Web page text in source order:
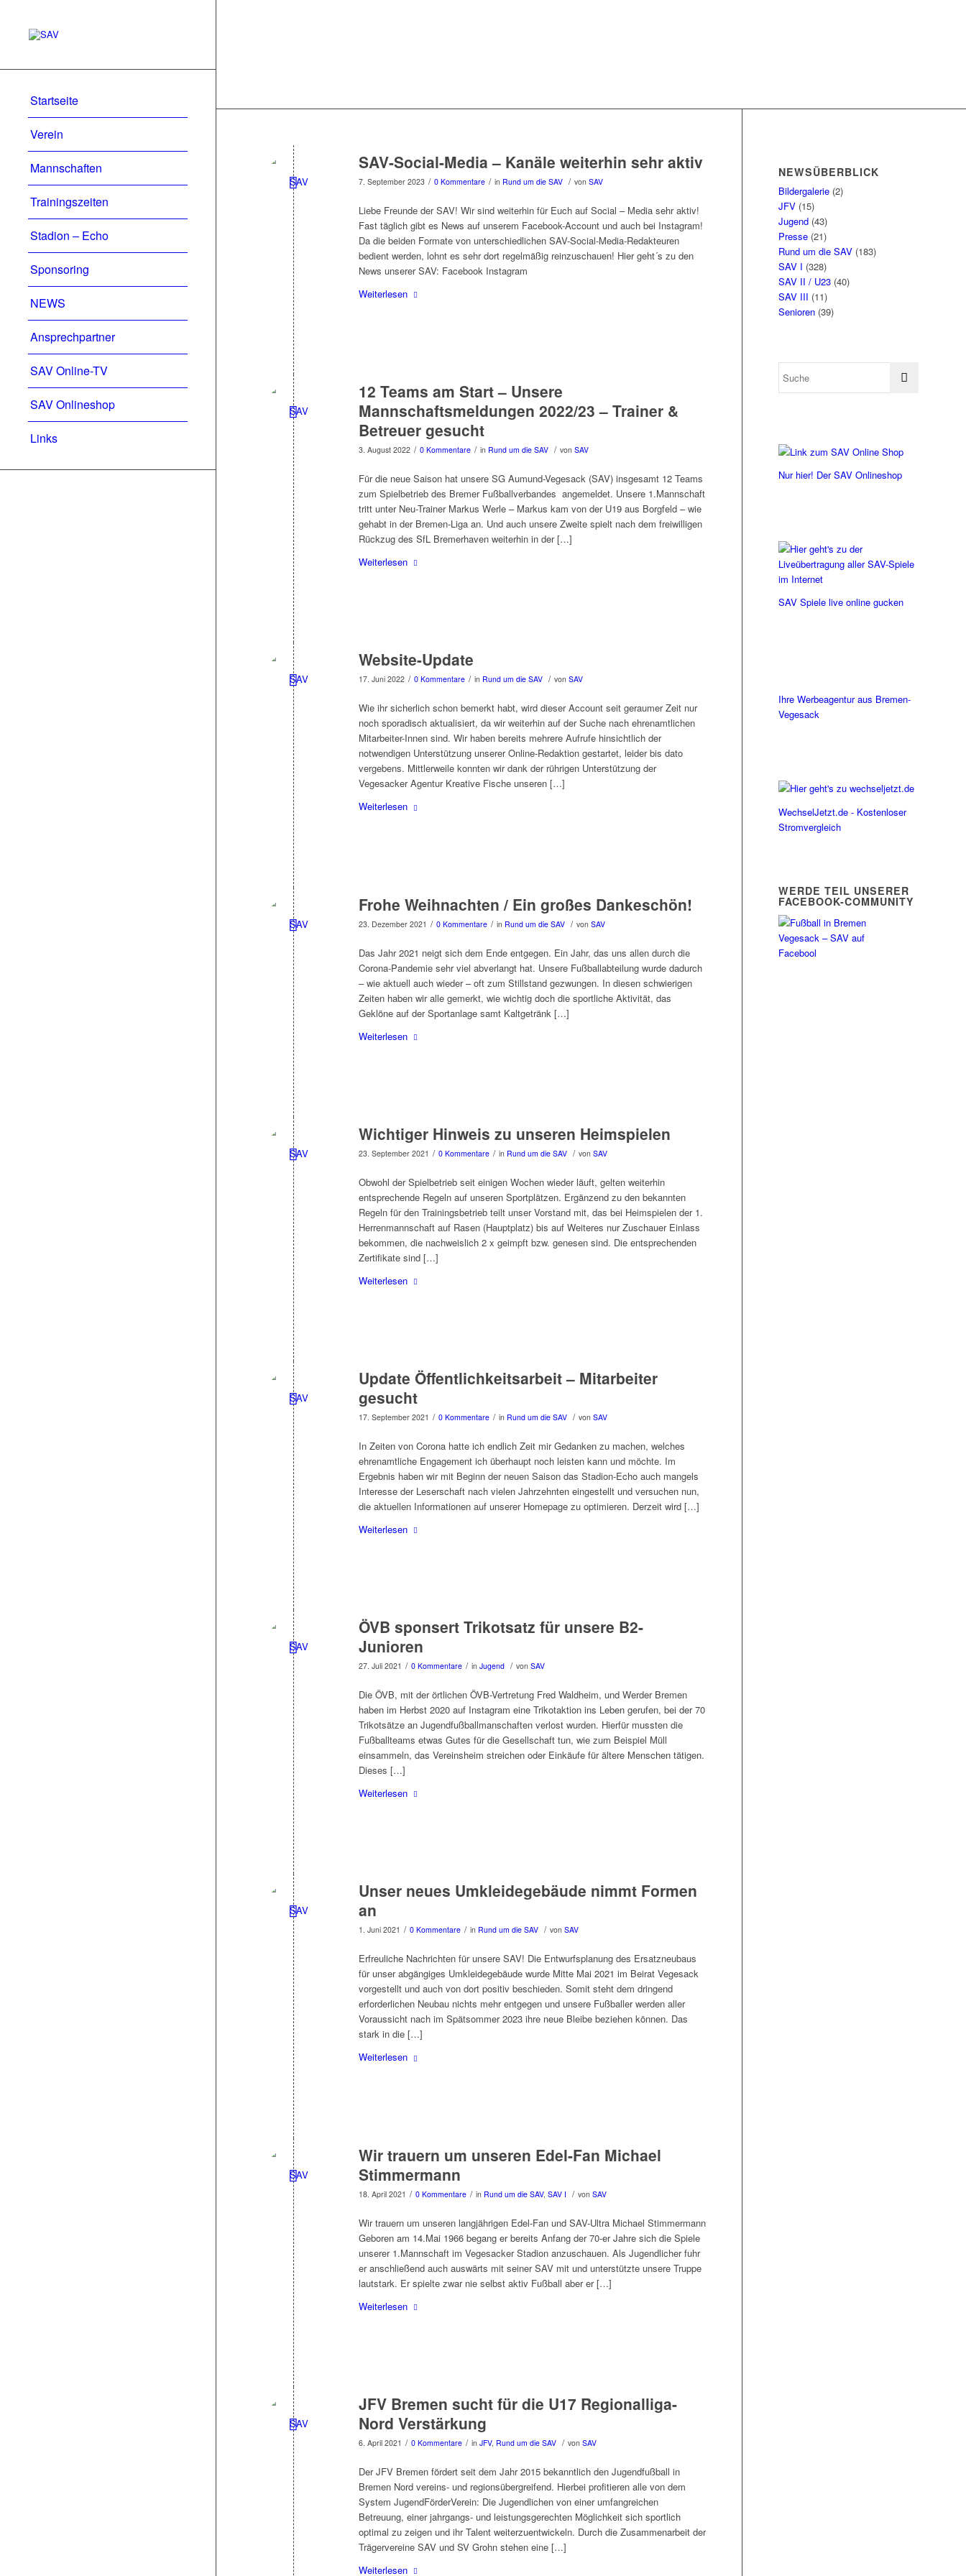
Startseite
Verein
Mannschaften
Trainingszeiten
Stadion – Echo
Sponsoring
NEWS
Ansprechpartner
SAV Online-TV
SAV Onlineshop
Links
SAV-Social-Media – Kanäle weiterhin sehr aktiv
7. September 2023 / 0 Kommentare / in Rund um die SAV / von SAV
Liebe Freunde der SAV! Wir sind weiterhin für Euch auf Social – Media sehr aktiv!
Fast täglich gibt es News auf unserem Facebook-Account und auch bei Instagram!
Da die beiden Formate von unterschiedlichen SAV-Social-Media-Redakteuren
bedient werden, lohnt es sehr dort regelmäßig reinzuschauen! Hier geht´s zu den
News unserer SAV: Facebook Instagram
Weiterlesen
12 Teams am Start – Unsere
Mannschaftsmeldungen 2022/23 – Trainer &
Betreuer gesucht
3. August 2022 / 0 Kommentare / in Rund um die SAV / von SAV
Für die neue Saison hat unsere SG Aumund-Vegesack (SAV) insgesamt 12 Teams
zum Spielbetrieb des Bremer Fußballverbandes angemeldet. Unsere 1.Mannschaft
tritt unter Neu-Trainer Markus Werle – Markus kam von der U19 aus Borgfeld – wie
gehabt in der Bremen-Liga an. Und auch unsere Zweite spielt nach dem freiwilligen
Rückzug des SfL Bremerhaven weiterhin in der […]
Weiterlesen
Website-Update
17. Juni 2022 / 0 Kommentare / in Rund um die SAV / von SAV
Wie ihr sicherlich schon bemerkt habt, wird dieser Account seit geraumer Zeit nur
noch sporadisch aktualisiert, da wir weiterhin auf der Suche nach ehrenamtlichen
Mitarbeiter-Innen sind. Wir haben bereits mehrere Aufrufe hinsichtlich der
notwendigen Unterstützung unserer Online-Redaktion gestartet, leider bis dato
vergebens. Mittlerweile konnten wir dank der rührigen Unterstützung der
Vegesacker Agentur Kreative Fische unseren […]
Weiterlesen
Frohe Weihnachten / Ein großes Dankeschön!
23. Dezember 2021 / 0 Kommentare / in Rund um die SAV / von SAV
Das Jahr 2021 neigt sich dem Ende entgegen. Ein Jahr, das uns allen durch die
Corona-Pandemie sehr viel abverlangt hat. Unsere Fußballabteilung wurde dadurch
– wie aktuell auch wieder – oft zum Stillstand gezwungen. In diesen schwierigen
Zeiten haben wir alle gemerkt, wie wichtig doch die sportliche Aktivität, das
Geklöne auf der Sportanlage samt Kaltgetränk […]
Weiterlesen
Wichtiger Hinweis zu unseren Heimspielen
23. September 2021 / 0 Kommentare / in Rund um die SAV / von SAV
Obwohl der Spielbetrieb seit einigen Wochen wieder läuft, gelten weiterhin
entsprechende Regeln auf unseren Sportplätzen. Ergänzend zu den bekannten
Regeln für den Trainingsbetrieb teilt unser Vorstand mit, das bei Heimspielen der 1.
Herrenmannschaft auf Rasen (Hauptplatz) bis auf Weiteres nur Zuschauer Einlass
bekommen, die nachweislich 2 x geimpft bzw. genesen sind. Die entsprechenden
Zertifikate sind […]
Weiterlesen
Update Öffentlichkeitsarbeit – Mitarbeiter
gesucht
17. September 2021 / 0 Kommentare / in Rund um die SAV / von SAV
In Zeiten von Corona hatte ich endlich Zeit mir Gedanken zu machen, welches
ehrenamtliche Engagement ich überhaupt noch leisten kann und möchte. Im
Ergebnis haben wir mit Beginn der neuen Saison das Stadion-Echo auch mangels
Interesse der Leserschaft nach vielen Jahrzehnten eingestellt und versuchen nun,
die aktuellen Informationen auf unserer Homepage zu optimieren. Derzeit wird […]
Weiterlesen
ÖVB sponsert Trikotsatz für unsere B2-
Junioren
27. Juli 2021 / 0 Kommentare / in Jugend / von SAV
Die ÖVB, mit der örtlichen ÖVB-Vertretung Fred Waldheim, und Werder Bremen
haben im Herbst 2020 auf Instagram eine Trikotaktion ins Leben gerufen, bei der 70
Trikotsätze an Jugendfußballmanschaften verlost wurden. Hierfür mussten die
Fußballteams etwas Gutes für die Gesellschaft tun, wie zum Beispiel Müll
einsammeln, das Vereinsheim streichen oder Einkäufe für ältere Menschen tätigen.
Dieses […]
Weiterlesen
Unser neues Umkleidegebäude nimmt Formen
an
1. Juni 2021 / 0 Kommentare / in Rund um die SAV / von SAV
Erfreuliche Nachrichten für unsere SAV! Die Entwurfsplanung des Ersatzneubaus
für unser abgängiges Umkleidegebäude wurde Mitte Mai 2021 im Beirat Vegesack
vorgestellt und auch von dort positiv beschieden. Somit steht dem dringend
erforderlichen Neubau nichts mehr entgegen und unsere Fußballer werden aller
Voraussicht nach im Spätsommer 2023 ihre neue Bleibe beziehen können. Das
stark in die […]
Weiterlesen
Wir trauern um unseren Edel-Fan Michael
Stimmermann
18. April 2021 / 0 Kommentare / in Rund um die SAV, SAV I / von SAV
Wir trauern um unseren langjährigen Edel-Fan und SAV-Ultra Michael Stimmermann
Geboren am 14.Mai 1966 begang er bereits Anfang der 70-er Jahre sich die Spiele
unserer 1.Mannschaft im Vegesacker Stadion anzuschauen. Als Jugendlicher fuhr
er anschließend auch auswärts mit seiner SAV mit und unterstützte unsere Truppe
lautstark. Er spielte zwar nie selbst aktiv Fußball aber er […]
Weiterlesen
JFV Bremen sucht für die U17 Regionalliga-
Nord Verstärkung
6. April 2021 / 0 Kommentare / in JFV, Rund um die SAV / von SAV
Der JFV Bremen fördert seit dem Jahr 2015 bekanntlich den Jugendfußball in
Bremen Nord vereins- und regionsübergreifend. Hierbei profitieren alle von dem
System JugendFörderVerein: Die Jugendlichen von einer umfangreichen
Betreuung, einer jahrgangs- und leistungsgerechten Möglichkeit sich sportlich
optimal zu zeigen und ihr Talent weiterzuentwickeln. Durch die Zusammenarbeit der
Trägervereine SAV und SV Grohn stehen eine […]
Weiterlesen
NEWSÜBERBLICK
Bildergalerie(2)
JFV(15)
Jugend(43)
Presse(21)
Rund um die SAV(183)
SAV I (328)
SAV II / U23(40)
SAV III (11)
Senioren(39)
Nur hier! Der SAV Onlineshop
SAV Spiele live online gucken
Ihre Werbeagentur aus Bremen-
Vegesack
WechselJetzt.de - Kostenloser
Stromvergleich
WERDE TEIL UNSERER
FACEBOOK-COMMUNITY